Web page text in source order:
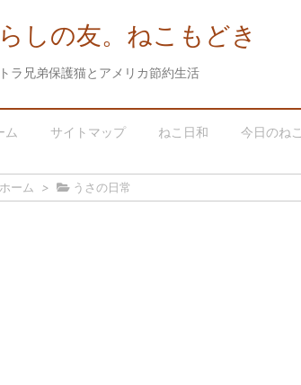
しの友。ねこもどき
ラ兄弟保護猫とアメリカ節約生活
ム サイトマップ ねこ日和 今日のねこ
ホーム > うさの日常